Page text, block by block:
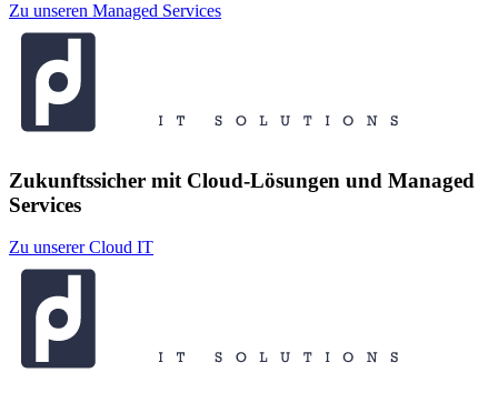
Zu unseren Managed Services
Zukunftssicher mit Cloud-Lösungen und Managed
Services
Zu unserer Cloud IT